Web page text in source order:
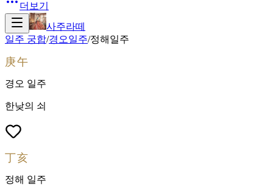
더보기
사주라떼
일주 궁합/경오일주/정해 일주
庚午
경오 일주
한낮의 쇠
丁亥
정해 일주